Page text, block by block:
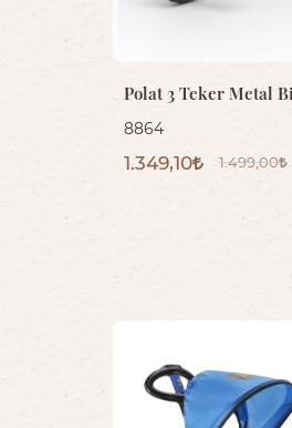
Polat 3 Teker Metal
8864
1.349,10 1.499,00